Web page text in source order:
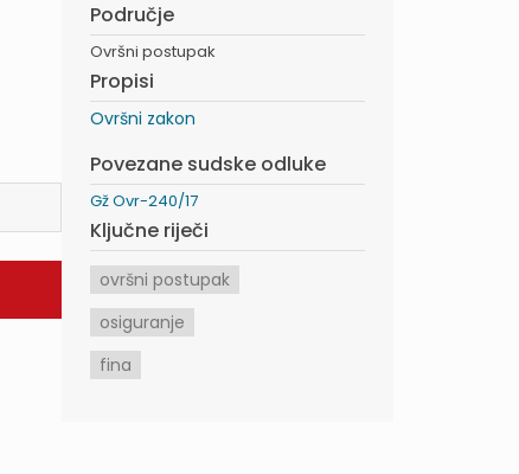
Područje
Ovršni postupak
Propisi
Ovršni zakon
Povezane sudske odluke
Gž Ovr-240/17
Ključne riječi
ovršni postupak
osiguranje
fina